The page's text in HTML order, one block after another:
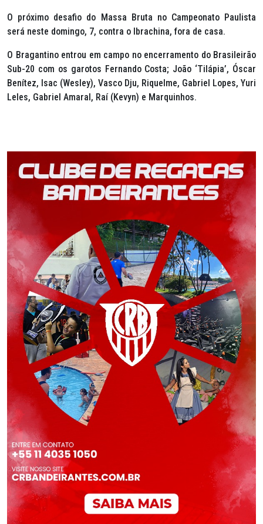
O próximo desafio do Massa Bruta no Campeonato Paulista
será neste domingo, 7, contra o Ibrachina, fora de casa.
O Bragantino entrou em campo no encerramento do Brasileirão
Sub-20 com os garotos Fernando Costa; João ‘Tilápia’, Óscar
Benítez, Isac (Wesley), Vasco Dju, Riquelme, Gabriel Lopes, Yuri
Leles, Gabriel Amaral, Raí (Kevyn) e Marquinhos.